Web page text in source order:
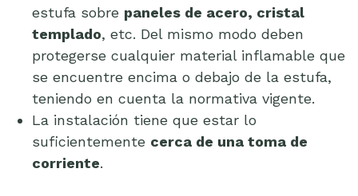
estufa sobre paneles de acero, cristal
templado, etc. Del mismo modo deben
protegerse cualquier material inflamable que
se encuentre encima o debajo de la estufa,
teniendo en cuenta la normativa vigente.
La instalación tiene que estar lo
suficientemente cerca de una toma de
corriente.